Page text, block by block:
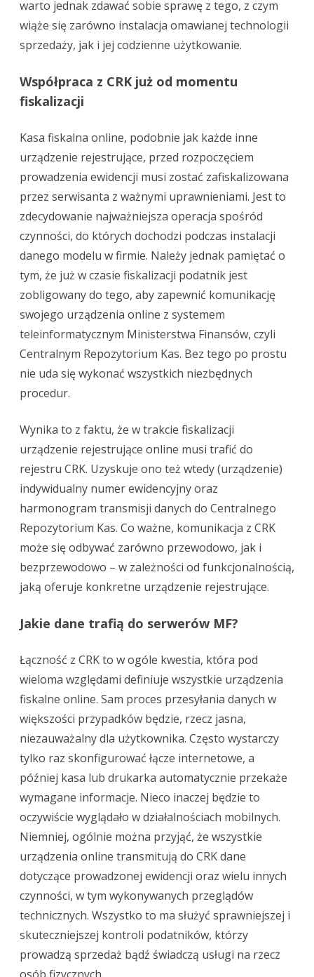
warto jednak zdawać sobie sprawę z tego, z czym
wiąże się zarówno instalacja omawianej technologii
sprzedaży, jak i jej codzienne użytkowanie.
Współpraca z CRK już od momentu
fiskalizacji
Kasa fiskalna online, podobnie jak każde inne
urządzenie rejestrujące, przed rozpoczęciem
prowadzenia ewidencji musi zostać zafiskalizowana
przez serwisanta z ważnymi uprawnieniami. Jest to
zdecydowanie najważniejsza operacja spośród
czynności, do których dochodzi podczas instalacji
danego modelu w firmie. Należy jednak pamiętać o
tym, że już w czasie fiskalizacji podatnik jest
zobligowany do tego, aby zapewnić komunikację
swojego urządzenia online z systemem
teleinformatycznym Ministerstwa Finansów, czyli
Centralnym Repozytorium Kas. Bez tego po prostu
nie uda się wykonać wszystkich niezbędnych
procedur.
Wynika to z faktu, że w trakcie fiskalizacji
urządzenie rejestrujące online musi trafić do
rejestru CRK. Uzyskuje ono też wtedy (urządzenie)
indywidualny numer ewidencyjny oraz
harmonogram transmisji danych do Centralnego
Repozytorium Kas. Co ważne, komunikacja z CRK
może się odbywać zarówno przewodowo, jak i
bezprzewodowo – w zależności od funkcjonalnością,
jaką oferuje konkretne urządzenie rejestrujące.
Jakie dane trafią do serwerów MF?
Łączność z CRK to w ogóle kwestia, która pod
wieloma względami definiuje wszystkie urządzenia
fiskalne online. Sam proces przesyłania danych w
większości przypadków będzie, rzecz jasna,
niezauważalny dla użytkownika. Często wystarczy
tylko raz skonfigurować łącze internetowe, a
później kasa lub drukarka automatycznie przekaże
wymagane informacje. Nieco inaczej będzie to
oczywiście wyglądało w działalnościach mobilnych.
Niemniej, ogólnie można przyjąć, że wszystkie
urządzenia online transmitują do CRK dane
dotyczące prowadzonej ewidencji oraz wielu innych
czynności, w tym wykonywanych przeglądów
technicznych. Wszystko to ma służyć sprawniejszej i
skuteczniejszej kontroli podatników, którzy
prowadzą sprzedaż bądź świadczą usługi na rzecz